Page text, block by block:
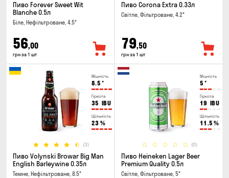
Пиво Forever Sweet Wit
Blanche 0.5л
Біле, Нефільтроване, 4.5°
56,00
грн за 1 шт
Пиво Corona Extra 0.33л
Світле, Фільтроване, 4.2°
79,50
грн за 1 шт
Міцність
8.5 °
Гіркота
35 IBU
Щільність
23 %
(3)
Пиво Volynski Browar Big Man
English Barleywine 0.35л
Темне, Нефільтроване, 8.5°
Міцність
5 °
Гіркота
19 IBU
Щільність
11.5 %
(0)
Пиво Heineken Lager Beer
Premium Quality 0.5л
Світле, Фільтроване, 5°